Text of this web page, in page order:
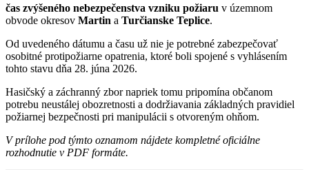
čas zvýšeného nebezpečenstva vzniku požiaru v územnom
obvode okresov Martin a Turčianske Teplice.
Od uvedeného dátumu a času už nie je potrebné zabezpečovať
osobitné protipožiarne opatrenia, ktoré boli spojené s vyhlásením
tohto stavu dňa 28. júna 2026.
Hasičský a záchranný zbor napriek tomu pripomína občanom
potrebu neustálej obozretnosti a dodržiavania základných pravidiel
požiarnej bezpečnosti pri manipulácii s otvoreným ohňom.
V prílohe pod týmto oznamom nájdete kompletné oficiálne
rozhodnutie v PDF formáte.